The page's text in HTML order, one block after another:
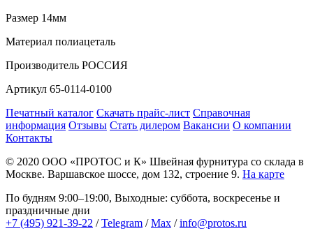
Размер 14мм
Материал полиацеталь
Производитель РОССИЯ
Артикул 65-0114-0100
Печатный каталог Скачать прайс-лист Справочная
информация Отзывы Стать дилером Вакансии О компании
Контакты
© 2020 ООО «ПРОТОС и К» Швейная фурнитура со склада в
Москве. Варшавское шоссе, дом 132, строение 9. На карте
По будням 9:00–19:00, Выходные: суббота, воскресенье и
праздничные дни
+7 (495) 921-39-22 /Telegram /Max /info@protos.ru